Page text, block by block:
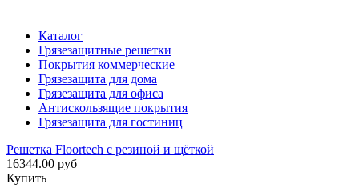
Каталог
Грязезащитные решетки
Покрытия коммерческие
Грязезащита для дома
Грязезащита для офиса
Антискользящие покрытия
Грязезащита для гостиниц
Решетка Floortech с резиной и щёткой
16344.00 руб
Купить